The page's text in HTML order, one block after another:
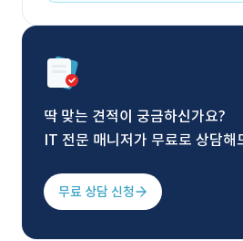
딱 맞는 견적이 궁금하신가요?
IT 전문 매니저가 무료로 상담해
무료 상담 신청